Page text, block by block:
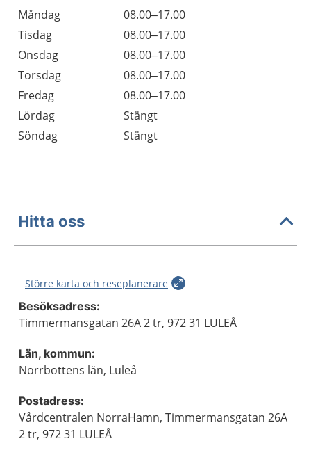
Dag
Öppettider
Kommentarer
Måndag
08.00–17.00
Tisdag
08.00–17.00
Onsdag
08.00–17.00
Torsdag
08.00–17.00
Fredag
08.00–17.00
Lördag
Stängt
Söndag
Stängt
Hitta oss
Större karta och reseplanerare
Besöksadress:
Timmermansgatan 26A 2 tr, 972 31 LULEÅ
Län, kommun:
Norrbottens län, Luleå
Postadress:
Vårdcentralen NorraHamn, Timmermansgatan 26A
2 tr, 972 31 LULEÅ